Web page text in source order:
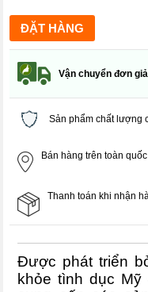
Vận chuyển đơn
Sản phẩm chất lượng
Bán hàng trên toàn quốc
Thanh toán khi nhận
Được phát triển
khỏe tình dục